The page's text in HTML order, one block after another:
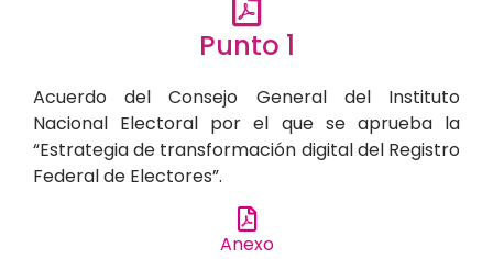
Punto 1
Acuerdo del Consejo General del Instituto
Nacional Electoral por el que se aprueba la
“Estrategia de transformación digital del Registro
Federal de Electores”.
Anexo